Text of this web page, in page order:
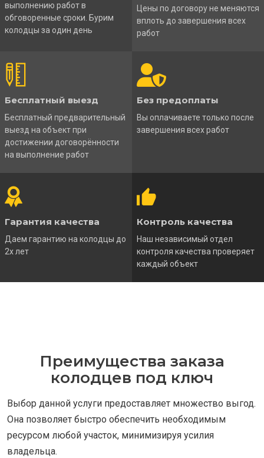
выполнению работ в
обговоренные сроки. Бурим
колодцы за один день
Цены по договору не меняются
вплоть до завершения всех
работ
Бесплатный выезд
Бесплатный предварительный
выезд на объект при
достижении договорённости
на выполнение работ
Без предоплаты
Вы оплачиваете только после
завершения всех работ
Гарантия качества
Даем гарантию на колодцы до
2х лет
Контроль качества
Наш независимый отдел
контроля качества проверяет
каждый объект
Преимущества заказа
колодцев под ключ
Выбор данной услуги предоставляет множество выгод.
Она позволяет быстро обеспечить необходимым
ресурсом любой участок, минимизируя усилия
владельца.